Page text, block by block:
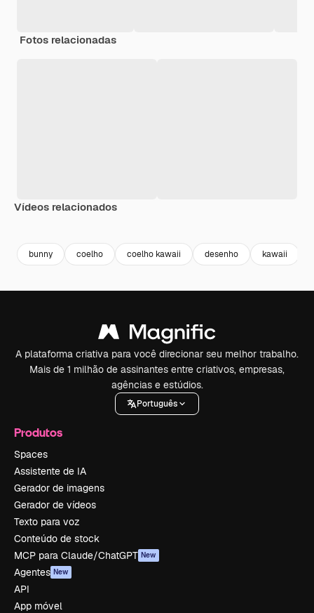
Fotos relacionadas
Vídeos relacionados
bunny coelho coelho kawaii desenho kawaii
A plataforma criativa para você direcionar seu melhor trabalho.
Mais de 1 milhão de assinantes entre criativos, empresas,
agências e estúdios.
Português
Produtos
Spaces
Assistente de IA
Gerador de imagens
Gerador de vídeos
Texto para voz
Conteúdo de stock
MCP para Claude/ChatGPT New
Agentes New
API
App móvel